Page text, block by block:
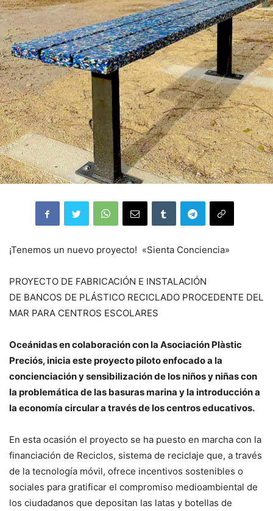
¡Tenemos un nuevo proyecto! «Sienta Conciencia»
PROYECTO DE FABRICACIÓN E INSTALACIÓN
DE BANCOS DE PLÁSTICO RECICLADO PROCEDENTE DEL
MAR PARA CENTROS ESCOLARES
Oceánidas en colaboración con la Asociación Plàstic
Preciós, inicia este proyecto piloto enfocado a la
concienciación y sensibilización de los niños y niñas con
la problemática de las basuras marina y la introducción a
la economía circular a través de los centros educativos.
En esta ocasión el proyecto se ha puesto en marcha con la
financiación de Reciclos, sistema de reciclaje que, a través
de la tecnología móvil, ofrece incentivos sostenibles o
sociales para gratificar el compromiso medioambiental de
los ciudadanos que depositan las latas y botellas de